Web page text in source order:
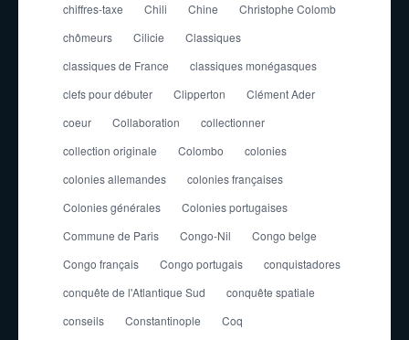
chiffres-taxe
Chili Chine
Christophe Colomb
chômeurs
Cilicie
Classiques
classiques de France
classiques monégasques
clefs pour débuter
Clipperton
Clément Ader
coeur
Collaboration
collectionner
collection originale
Colombo
colonies
colonies allemandes
colonies françaises
Colonies générales
Colonies portugaises
Commune de Paris
Congo-Nil
Congo belge
Congo français
Congo portugais
conquistadores
conquête de l'Atlantique Sud
conquête spatiale
conseils
Constantinople
Coq